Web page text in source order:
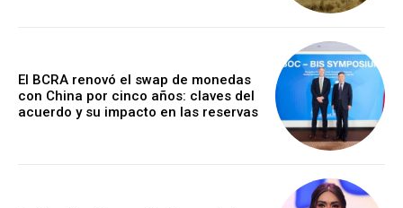
El BCRA renovó el swap de monedas
con China por cinco años: claves del
acuerdo y su impacto en las reservas